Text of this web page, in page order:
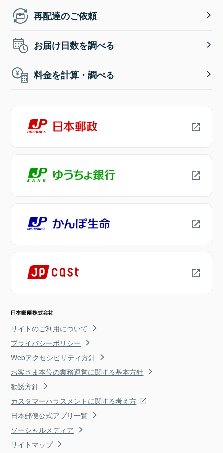
再配達のご依頼
お届け日数を調べる
料金を計算・調べる
サイトのご利用について
プライバシーポリシー
Webアクセシビリティ方針
お客さま本位の業務運営に関する基本方針
勧誘方針
カスタマーハラスメントに関する考え方
日本郵便公式アプリ一覧
ソーシャルメディア
サイトマップ